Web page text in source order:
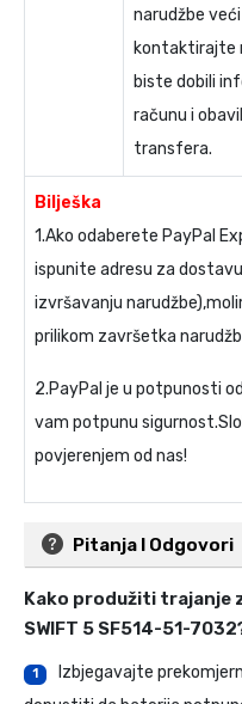
narudžbe
kontaktirajte
biste dobili
računu i
transfera.
Bilješka
1.Ako odaberete PayPal
ispunite adresu za
izvršavanju
prilikom završetka
2.PayPal je u potpunosti
vam potpunu
povjerenjem od nas!
Pitanja I Odgovori
Kako produžiti trajanje
SWIFT 5 SF514-51-7032
1
Izbjegavajte